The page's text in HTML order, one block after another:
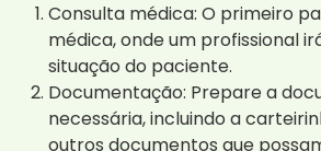
Consulta médica: O primeiro
médica, onde um profissional
situação do paciente.
Documentação: Prepare a
necessária, incluindo a
outros documentos que